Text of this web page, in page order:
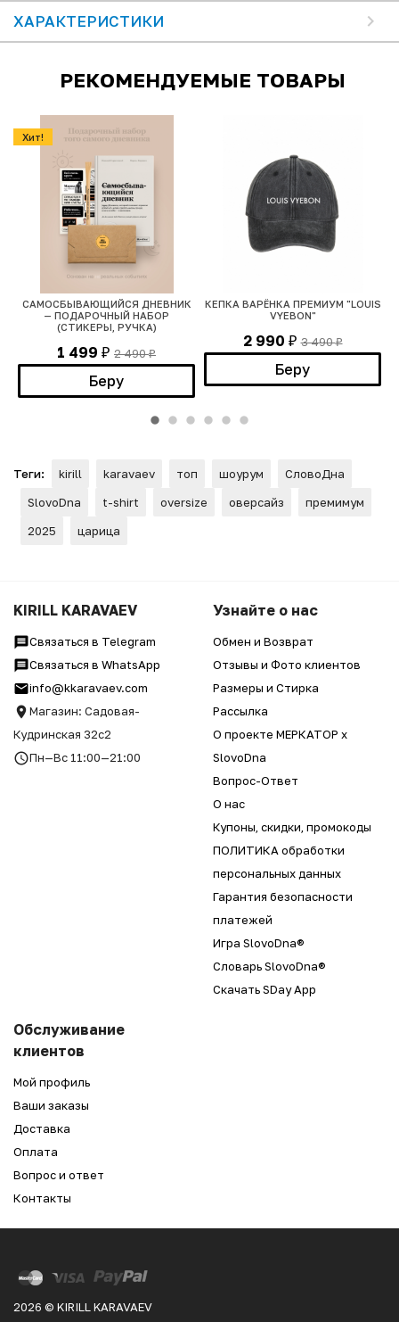
ХАРАКТЕРИСТИКИ
РЕКОМЕНДУЕМЫЕ ТОВАРЫ
САМОСБЫВАЮЩИЙСЯ ДНЕВНИК
— ПОДАРОЧНЫЙ НАБОР
(СТИКЕРЫ, РУЧКА)
1 499 ₽ 2 490₽
Беру
Хит!
КЕПКА ВАРЁНКА ПРЕМИУМ "LOUIS
VYEBON"
2 990 ₽ 3 490₽
Беру
Теги: kirill karavaev топ шоурум
СловоДна
SlovoDna
t-shirt oversize оверсайз
премимум
2025
царица
KIRILL KARAVAEV
Связаться в Telegram
Связаться в WhatsApp
info@kkaravaev.com
Магазин: Садовая-
Кудринская 32с2
Пн—Вс 11:00—21:00
Узнайте о нас
Обмен и Возврат
Отзывы и Фото клиентов
Размеры и Стирка
Рассылка
О проекте МЕРКАТОР x
SlovoDna
Вопрос-Ответ
О нас
Купоны, скидки, промокоды
ПОЛИТИКА обработки
персональных данных
Гарантия безопасности
платежей
Игра SlovoDna®
Словарь SlovoDna®
Скачать SDay App
Обслуживание
клиентов
Мой профиль
Ваши заказы
Доставка
Оплата
Вопрос и ответ
Контакты
2026 © KIRILL KARAVAEV